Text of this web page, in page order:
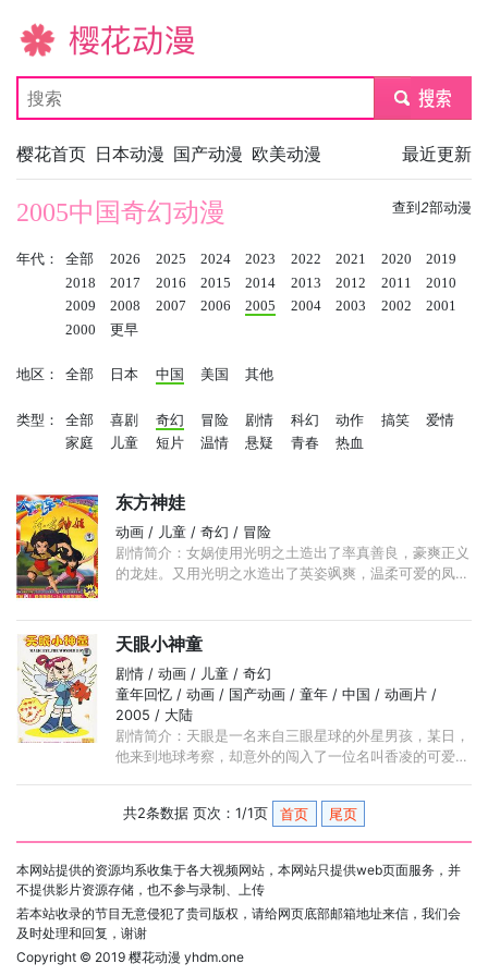
樱花动漫
submit
樱花首页 日本动漫 国产动漫 欧美动漫 最近更新
查到 2部动漫
2005中国奇幻动漫
年代： 全部 2026 2025 2024 2023 2022 2021 2020
2019
2018
2017 2016 2015 2014 2013 2012 2011
2010
2009
2008 2007 2006 2005 2004 2003 2002
2001
2000
更早
地区： 全部 日本 中国 美国 其他
类型： 全部 喜剧 奇幻 冒险 剧情 科幻 动作 搞笑
爱情
家庭
儿童 短片 温情 悬疑 青春 热血
东方神娃
动画 / 儿童 / 奇幻 / 冒险
剧情简介：女娲使用光明之土造出了率真善良，豪爽正义
的龙娃。又用光明之水造出了英姿飒爽，温柔可爱的凤
天眼小神童
剧情 / 动画 / 儿童 / 奇幻
童年回忆 / 动画 / 国产动画 / 童年 / 中国 / 动画片 /
2005 / 大陆
剧情简介：天眼是一名来自三眼星球的外星男孩，某日，
他来到地球考察，却意外的闯入了一位名叫香凌的可爱女
共2条数据 页次：1/1页
首页 尾页
本网站提供的资源均系收集于各大视频网站，本网站只提供web页面服务，并
不提供影片资源存储，也不参与录制、上传
若本站收录的节目无意侵犯了贵司版权，请给网页底部邮箱地址来信，我们会
及时处理和回复，谢谢
Copyright © 2019 樱花动漫 yhdm.one